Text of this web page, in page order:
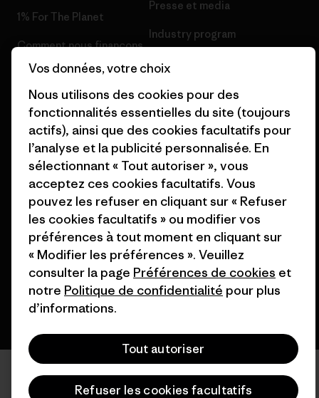
1% For The Planet
Comment nous finançons
Cartes cadeaux
Nos magasins
Presse et media
Industry program
Programme d’affiliation
Patagonia France Plan du site
© 2026 Patagonia, Inc. All Rights Reserved.
français
Vos données, votre choix
Nous utilisons des cookies pour des
fonctionnalités essentielles du site (toujours
actifs), ainsi que des cookies facultatifs pour
l’analyse et la publicité personnalisée. En
sélectionnant « Tout autoriser », vous
acceptez ces cookies facultatifs. Vous
pouvez les refuser en cliquant sur « Refuser
les cookies facultatifs » ou modifier vos
préférences à tout moment en cliquant sur
« Modifier les préférences ». Veuillez
consulter la page Préférences de cookies et
notre Politique de confidentialité pour plus
d’informations.
Tout autoriser
Refuser les cookies facultatifs